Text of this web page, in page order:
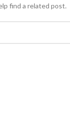
find a related post.